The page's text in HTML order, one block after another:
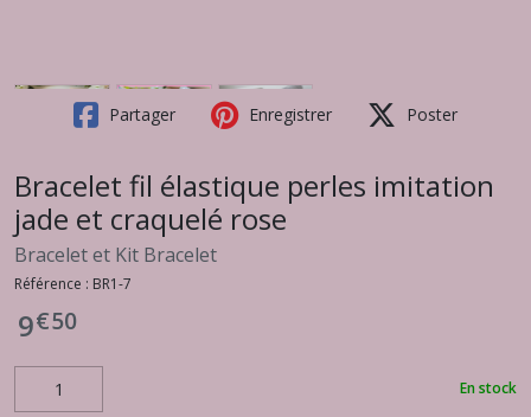
Partager Enregistrer Poster
Bracelet fil élastique perles imitation
jade et craquelé rose
Bracelet et Kit Bracelet
Référence : BR1-7
9€50
En stock